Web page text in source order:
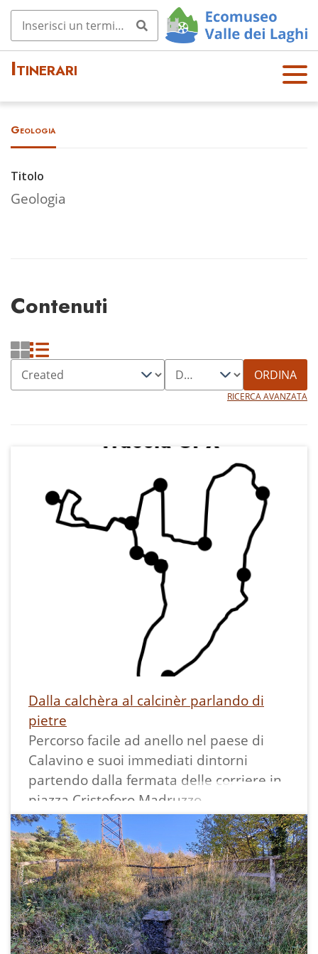
Itinerari
OPE
N
Geologia
Titolo
Geologia
Contenuti
ORDINA
RICERCA AVANZATA
Dalla calchèra al calcinèr parlando di
pietre
Percorso facile ad anello nel paese di
Calavino e suoi immediati dintorni
partendo dalla fermata delle corriere in
piazza Cristoforo Madruzzo.
È lungo circa 3 km ed ha un dislivello di
90 metri.
Progettato da Ecomuseo della Valle dei
Laghi per rispondere alle esigenze del
gruppo opzionale "L'aula di geologia"
della scuola secondaria di primo grado
di Vezzano per cercare le tracce della